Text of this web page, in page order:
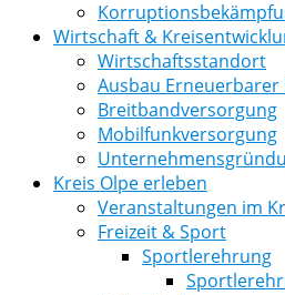
Wirtschaft &
Wirtschaftsstandort
Ausbau Erneuerbarer
Breitbandversorgung
Mobilfunkversorgung
Kreis Olpe erleben
Veranstaltungen im
Freizeit & Sport
Sportlerehrung